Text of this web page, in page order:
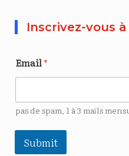
Inscrivez-vous
Email*
pas de spam, 1 à 3 mails
Submit